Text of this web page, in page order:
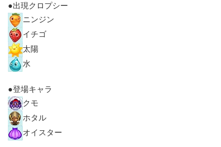
●出現クロプシー
ニンジン
イチゴ
太陽
水
●登場キャラ
クモ
ホタル
オイスター